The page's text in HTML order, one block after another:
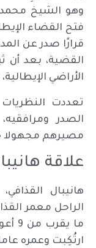
وهو الشيخ محمد
فتح القضاء
قرارًا صدر عن
القضية، بعد أن
الأراضي
تعددت
الصدر
مصيرهم مجهولا
علاقة
هانيبال
الراحل معمر
ما
ارتُكِبت وعمره